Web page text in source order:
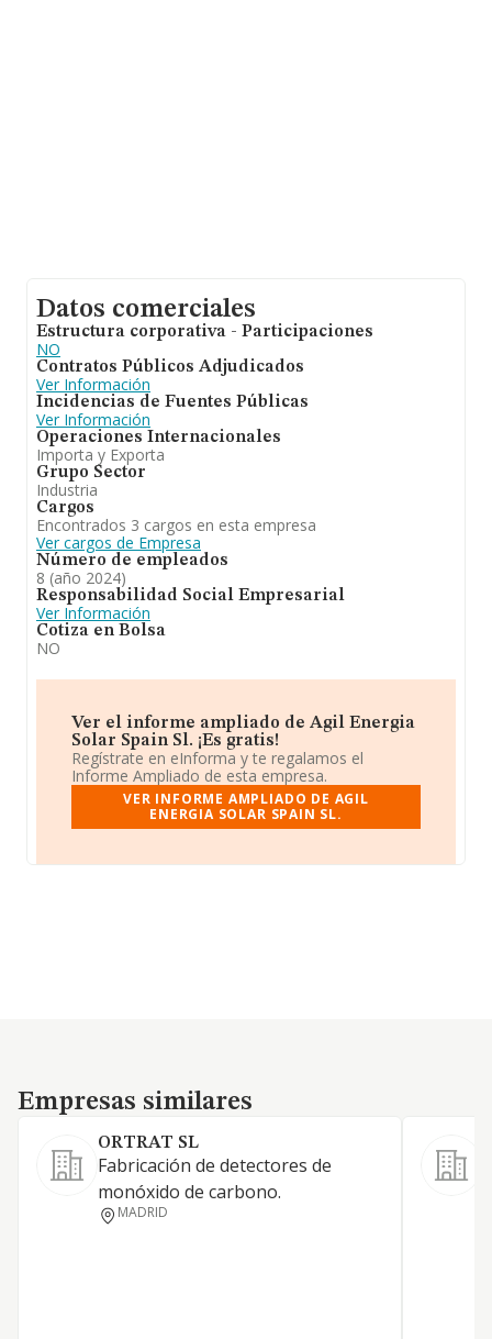
Datos comerciales
Estructura corporativa - Participaciones
NO
Contratos Públicos Adjudicados
Ver Información
Incidencias de Fuentes Públicas
Ver Información
Operaciones Internacionales
Importa y Exporta
Grupo Sector
Industria
Cargos
Encontrados 3 cargos en esta empresa
Ver cargos de Empresa
Número de empleados
8 (año 2024)
Responsabilidad Social Empresarial
Ver Información
Cotiza en Bolsa
NO
Ver el informe ampliado de Agil Energia
Solar Spain Sl. ¡Es gratis!
Regístrate en eInforma y te regalamos el
Informe Ampliado de esta empresa.
VER INFORME AMPLIADO DE AGIL
ENERGIA SOLAR SPAIN SL.
Empresas similares
Empresas similares
ORTRAT SL
Fabricación de detectores de
monóxido de carbono.
MADRID